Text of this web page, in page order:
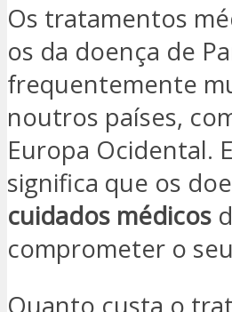
Os tratamentos
os da doença de
frequentemente
noutros países,
Europa Ocidental.
significa que os
cuidados médicos
comprometer o
Quanto custa o